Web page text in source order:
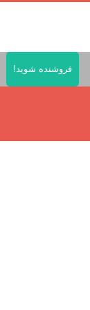
فروشنده شوید!